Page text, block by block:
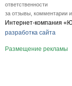
ответственности
за отзывы, комментарии
Интернет-компания
разработка сайта
Размещение рекламы